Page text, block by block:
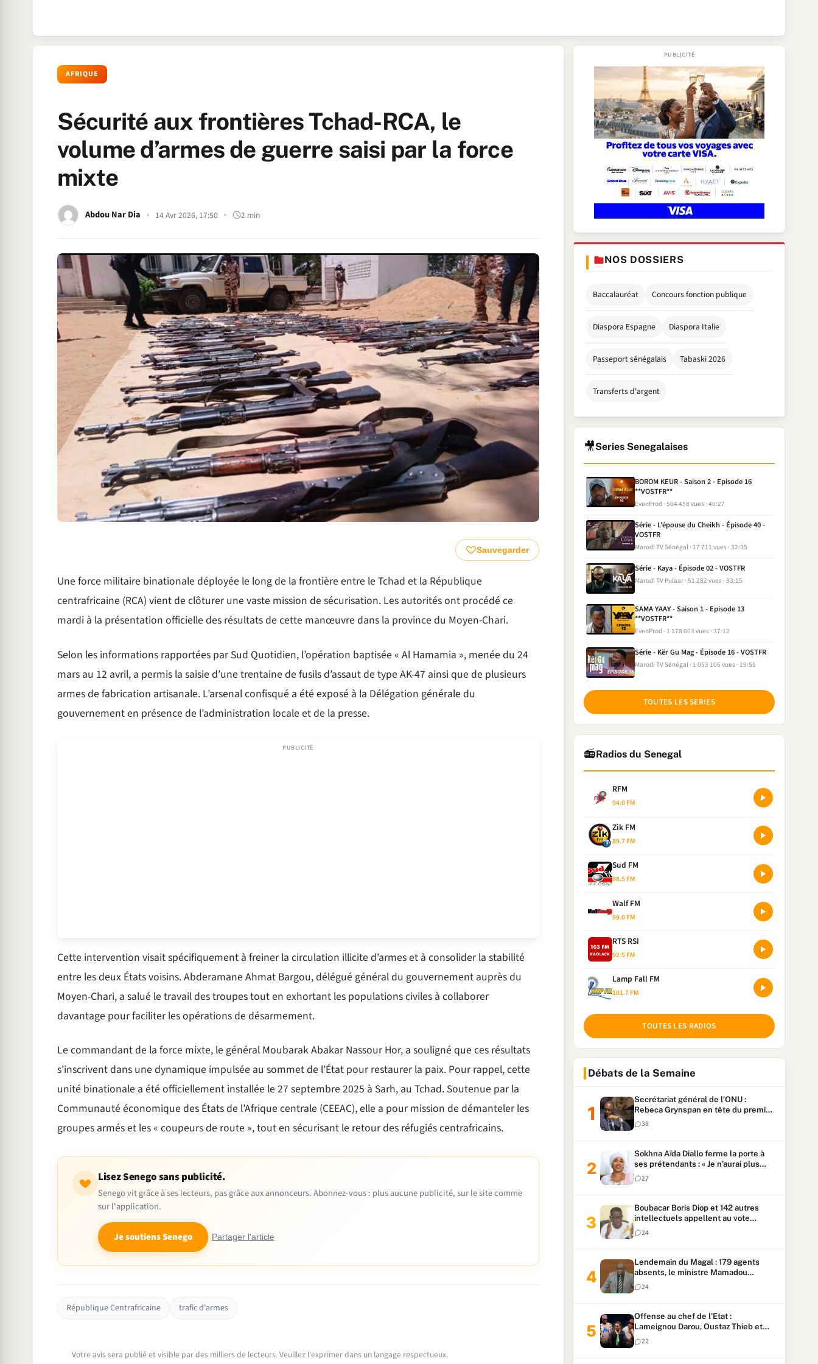
AFRIQUE
Sécurité aux frontières Tchad-RCA, le
volume d’armes de guerre saisi par la force
mixte
Abdou Nar Dia 14 Avr 2026, 17:50 2 min
Sauvegarder
Une force militaire binationale déployée le long de la frontière entre le Tchad et la République
centrafricaine (RCA) vient de clôturer une vaste mission de sécurisation. Les autorités ont procédé ce
mardi à la présentation officielle des résultats de cette manœuvre dans la province du Moyen-Chari.
Selon les informations rapportées par Sud Quotidien, l’opération baptisée « Al Hamamia », menée du 24
mars au 12 avril, a permis la saisie d’une trentaine de fusils d’assaut de type AK-47 ainsi que de plusieurs
armes de fabrication artisanale. L’arsenal confisqué a été exposé à la Délégation générale du
gouvernement en présence de l’administration locale et de la presse.
Cette intervention visait spécifiquement à freiner la circulation illicite d’armes et à consolider la stabilité
entre les deux États voisins. Abderamane Ahmat Bargou, délégué général du gouvernement auprès du
Moyen-Chari, a salué le travail des troupes tout en exhortant les populations civiles à collaborer
davantage pour faciliter les opérations de désarmement.
Le commandant de la force mixte, le général Moubarak Abakar Nassour Hor, a souligné que ces résultats
s’inscrivent dans une dynamique impulsée au sommet de l’État pour restaurer la paix. Pour rappel, cette
unité binationale a été officiellement installée le 27 septembre 2025 à Sarh, au Tchad. Soutenue par la
Communauté économique des États de l’Afrique centrale (CEEAC), elle a pour mission de démanteler les
groupes armés et les « coupeurs de route », tout en sécurisant le retour des réfugiés centrafricains.
Lisez Senego sans publicité.
Senego vit grâce à ses lecteurs, pas grâce aux annonceurs. Abonnez-vous : plus aucune publicité, sur le site comme
sur l'application.
Je soutiens Senego Partager l'article
République Centrafricaine trafic d'armes
Votre avis sera publié et visible par des milliers de lecteurs. Veuillez l'exprimer dans un langage respectueux.
NOS DOSSIERS
Baccalauréat Concours fonction publique
Diaspora Espagne Diaspora Italie
Passeport sénégalais Tabaski 2026
Transferts d'argent
🎥Series Senegalaises
BOROM KEUR - Saison 2 - Episode 16
**VOSTFR**
EvenProd 504 458 vues 40:27
Série - L'épouse du Cheikh - Épisode 40 -
VOSTFR
Marodi TV Sénégal 17 711 vues 32:35
Série - Kaya - Épisode 02 - VOSTFR
Marodi TV Pulaar 51 282 vues 33:15
SAMA YAAY - Saison 1 - Episode 13
**VOSTFR**
EvenProd 1 178 603 vues 37:12
Série - Kër Gu Mag - Épisode 16 - VOSTFR
Marodi TV Sénégal 1 053 106 vues 19:51
TOUTES LES SERIES
📻Radios du Senegal
RFM
94.0 FM
Zik FM
89.7 FM
Sud FM
98.5 FM
Walf FM
99.0 FM
RTS RSI
92.5 FM
Lamp Fall FM
101.7 FM
TOUTES LES RADIOS
Débats de la Semaine
Secrétariat général de l’ONU :
Rebeca Grynspan en tête du premier
vote, Macky Sall pointe à la 5ᵉ place
38
Sokhna Aïda Diallo ferme la porte à
ses prétendants : « Je n’aurai plus
jamais un autre mari »
27
Boubacar Boris Diop et 142 autres
intellectuels appellent au vote
urgent de la révision
constitutionnelle
24
Lendemain du Magal : 179 agents
absents, le ministre Mamadou
Lamine Dianté exige des explications
24
Offense au chef de l’Etat :
Lameignou Darou, Oustaz Thieb et
Ndiaye Touba lourdement
condamnés
22